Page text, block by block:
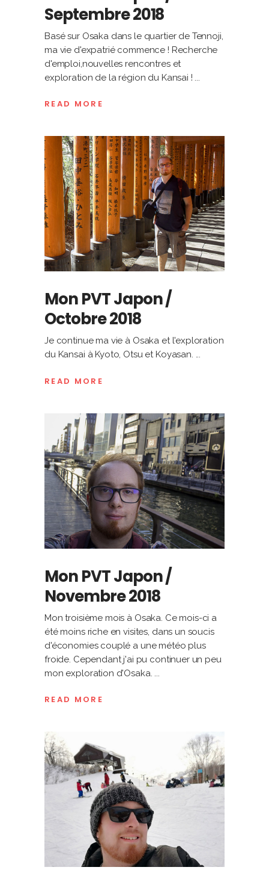
Septembre 2018
Basé sur Osaka dans le quartier de Tennoji,
ma vie d'expatrié commence ! Recherche
d'emploi,nouvelles rencontres et
exploration de la région du Kansai !
READ MORE
Mon PVT Japon /
Octobre 2018
Je continue ma vie à Osaka et l'exploration
du Kansai à Kyoto, Otsu et Koyasan.
READ MORE
Mon PVT Japon /
Novembre 2018
Mon troisième mois à Osaka. Ce mois-ci a
été moins riche en visites, dans un soucis
d'économies couplé a une météo plus
froide. Cependant j'ai pu continuer un peu
mon exploration d'Osaka.
READ MORE